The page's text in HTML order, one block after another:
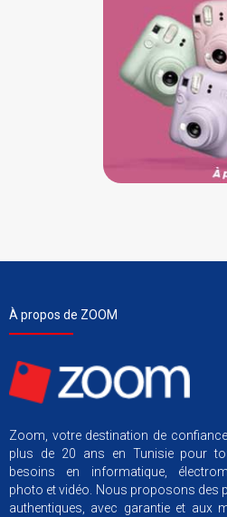
À propos de ZOOM
Zoom, votre destination de
plus de 20 ans en Tunisie pour
besoins en informatique,
photo et vidéo. Nous proposons des
authentiques, avec garantie et aux